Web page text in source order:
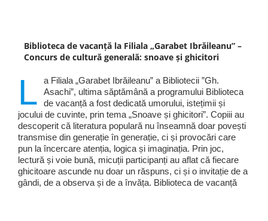
Biblioteca de vacanță la Filiala „Garabet Ibrăileanu” –
Concurs de cultură generală: snoave și ghicitori
L
a Filiala „Garabet Ibrăileanu” a Bibliotecii ”Gh.
Asachi”, ultima săptămână a programului Biblioteca
de vacanță a fost dedicată umorului, istețimii și
jocului de cuvinte, prin tema „Snoave și ghicitori”. Copiii au
descoperit că literatura populară nu înseamnă doar povești
transmise din generație în generație, ci și provocări care
pun la încercare atenția, logica și imaginația. Prin joc,
lectură și voie bună, micuții participanți au aflat că fiecare
ghicitoare ascunde nu doar un răspuns, ci și o invitație de a
gândi, de a observa și de a învăța. Biblioteca de vacanță